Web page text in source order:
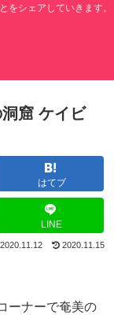
をシェアしていきます。
窟 ケイビ
はてブ
LINE
2020.11.12 2020.11.15
ーナーで奄美の